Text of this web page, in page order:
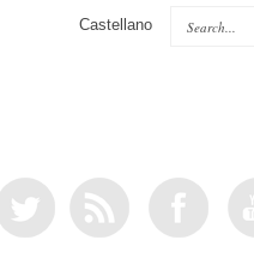
Castellano